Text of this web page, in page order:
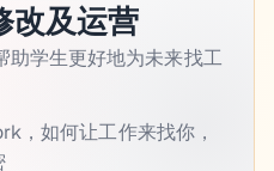
及运营
学生更好地为未来找工
，如何让工作来找你，